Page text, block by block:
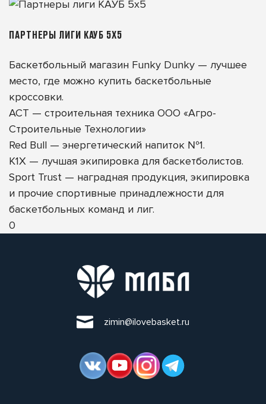
ПАРТНЕРЫ ЛИГИ КАУБ 5Х5
Баскетбольный магазин Funky Dunky — лучшее
место, где можно купить баскетбольные
кроссовки.
АСТ — строительная техника ООО «Агро-
Строительные Технологии»
Red Bull — энергетический напиток №1.
K1X — лучшая экипировка для баскетболистов.
Sport Trust — наградная продукция, экипировка
и прочие спортивные принадлежности для
баскетбольных команд и лиг.
0
zimin@ilovebasket.ru